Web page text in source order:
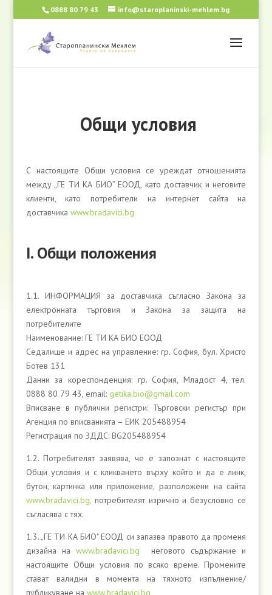
0888 80 79 43 info@staroplaninski-mehlem.bg
Общи условия
С настоящите Общи условия се уреждат отношенията
между „ГЕ ТИ КА БИО” ЕООД, като доставчик и неговите
клиенти, като потребители на интернет сайта на
доставчика www.bradavici.bg
І. Общи положения
1.1. ИНФОРМАЦИЯ за доставчика съгласно Закона за
електронната търговия и Закона за защита на
потребителите
Наименование: ГЕ ТИ КА БИО ЕООД
Седалище и адрес на управление: гр. София, бул. Христо
Ботев 131
Данни за кореспонденция: гр. София, Младост 4, тел.
0888 80 79 43, email: getika.bio@gmail.com
Вписване в публични регистри: Търговски регистър при
Агенция по вписванията – ЕИК 205488954
Регистрация по ЗДДС: BG205488954
1.2. Потребителят заявява, че е запознат с настоящите
Общи условия и с кликването върху който и да е линк,
бутон, картинка или приложение, разположени на сайта
www.bradavici.bg, потребителят изрично и безусловно се
съгласява с тях.
1.3. „ГЕ ТИ КА БИО" ЕООД си запазва правото да променя
дизайна наwww.bradavici.bg неговото съдържание и
настоящите Общи условия по всяко време. Промените
стават валидни в момента на тяхното изпълнение/
публикуване на www.bradavici.bg